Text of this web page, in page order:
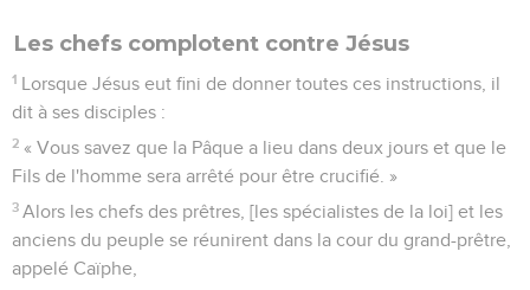
Les chefs complotent contre Jésus
1 Lorsque Jésus eut fini de donner toutes ces instructions, il
dit à ses disciples :
2 « Vous savez que la Pâque a lieu dans deux jours et que le
Fils de l'homme sera arrêté pour être crucifié. »
3 Alors les chefs des prêtres, [les spécialistes de la loi] et les
anciens du peuple se réunirent dans la cour du grand-prêtre,
appelé Caïphe,